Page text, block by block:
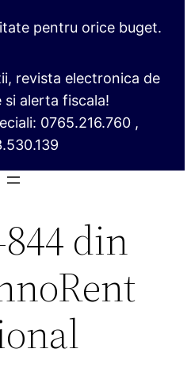
pentru orice buget.
revista electronica de
alerta fiscala!
0765.216.760 ,
din